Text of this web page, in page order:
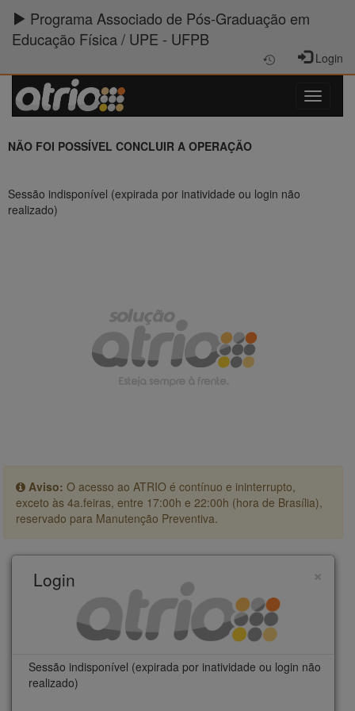
Programa Associado de Pós-Graduação em
Educação Física / UPE - UFPB
Login
NÃO FOI POSSÍVEL CONCLUIR A OPERAÇÃO
Sessão indisponível (expirada por inatividade ou login não
realizado)
Aviso: O acesso ao ATRIO é contínuo e ininterrupto,
exceto às 4a.feiras, entre 17:00h e 22:00h (hora de Brasília),
reservado para Manutenção Preventiva.
×
Login
Sessão indisponível (expirada por inatividade ou login não
realizado)